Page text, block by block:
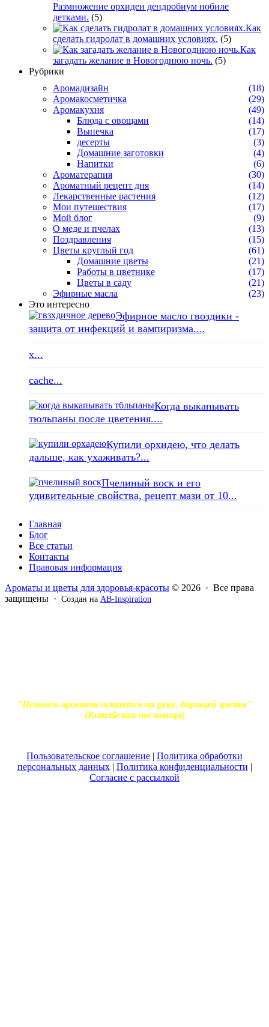
Размножение орхидеи дендробиум нобиле
детками. (5)
Как
сделать гидролат в домашних условиях. (5)
Как
загадать желание в Новогоднюю ночь. (5)
Рубрики
Аромадизайн
(18)
Аромакосметичка
(29)
Аромакухня
(49)
Блюда с овощами
(14)
Выпечка
(17)
десерты
(3)
Домашние заготовки
(4)
Напитки
(6)
Ароматерапия
(30)
Ароматный рецепт дня
(14)
Лекарственные растения
(12)
Мои путешествия
(17)
Мой блог
(9)
О меде и пчелах
(13)
Поздравления
(15)
Цветы круглый год
(61)
Домашние цветы
(21)
Работы в цветнике
(17)
Цветы в саду
(21)
Эфирные масла
(23)
Это интересно
Эфирное масло гвоздики -
защита от инфекций и вампиризма....
x...
cache...
Когда выкапывать
тюльпаны после цветения....
Купили орхидею, что делать
дальше, как ухаживать?...
Пчелиный воск и его
удивительные свойства, рецепт мази от 10...
Главная
Блог
Все статьи
Контакты
Правовая информация
Ароматы и цветы для здоровья-красоты © 2026 · Все права
защищены · Создан на AB-Inspiration
"Немного аромата остается на руке, дарящей цветы"
(Китайская пословица)
Пользовательское соглашение | Политика обработки
персональных данных| Политика конфиденциальности |
Согласие с рассылкой